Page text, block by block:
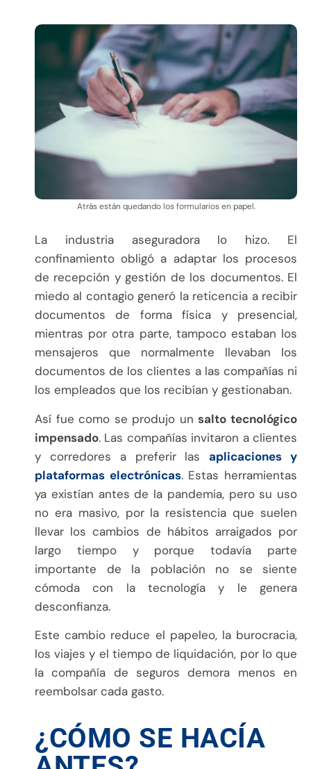
Atrás están quedando los formularios en papel.
La industria aseguradora lo hizo. El
confinamiento obligó a adaptar los procesos
de recepción y gestión de los documentos. El
miedo al contagio generó la reticencia a recibir
documentos de forma física y presencial,
mientras por otra parte, tampoco estaban los
mensajeros que normalmente llevaban los
documentos de los clientes a las compañías ni
los empleados que los recibían y gestionaban.
Así fue como se produjo unsalto tecnológico
impensado. Las compañías invitaron a clientes
y corredores a preferir las aplicaciones y
plataformas electrónicas. Estas herramientas
ya existían antes de la pandemia, pero su uso
no era masivo, por la resistencia que suelen
llevar los cambios de hábitos arraigados por
largo tiempo y porque todavía parte
importante de la población no se siente
cómoda con la tecnología y le genera
desconfianza.
Este cambio reduce el papeleo, la burocracia,
los viajes y el tiempo de liquidación, por lo que
la compañía de seguros demora menos en
reembolsar cada gasto.
¿CÓMO SE HACÍA